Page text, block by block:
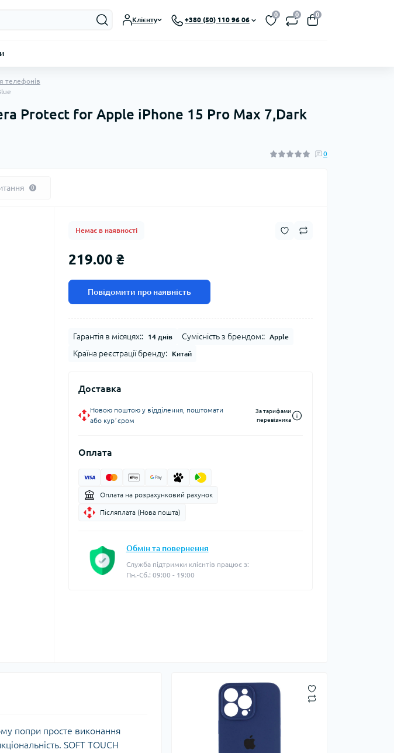
Клієнту +380 (50) 110 96 06
0 0 0
телефонів
Protect for Apple iPhone 15 Pro Max 7,Dark
0
0
Немає в наявності
219.00 ₴
Повідомити про наявність
Гарантія в місяцях:: 14 днів Сумісність з брендом:: Apple
Країна реєстрації бренду: Китай
Доставка
Новою поштою у відділення, поштомати
або курʼєром
За тарифами
перевізника
Оплата
Оплата на розрахунковий рахунок
Післяплата (Нова пошта)
Обмін та повернення
Служба підтримки клієнтів працює з:
Пн.-Сб.: 09:00 - 19:00
попри просте виконання
SOFT TOUCH